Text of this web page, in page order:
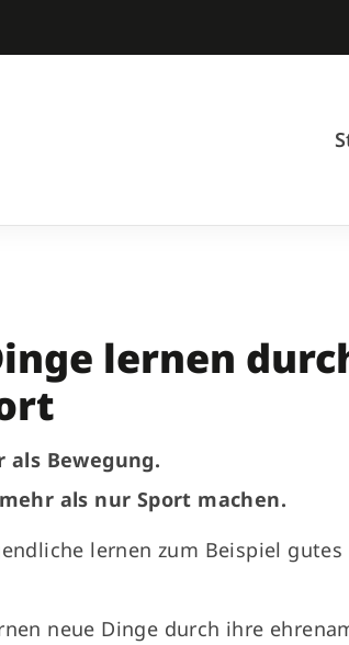
lernen
als Bewegung.
als nur Sport machen.
lernen zum Beispiel gutes
neue Dinge durch ihre